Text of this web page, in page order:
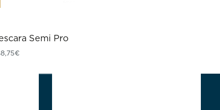
Semi Pro
€